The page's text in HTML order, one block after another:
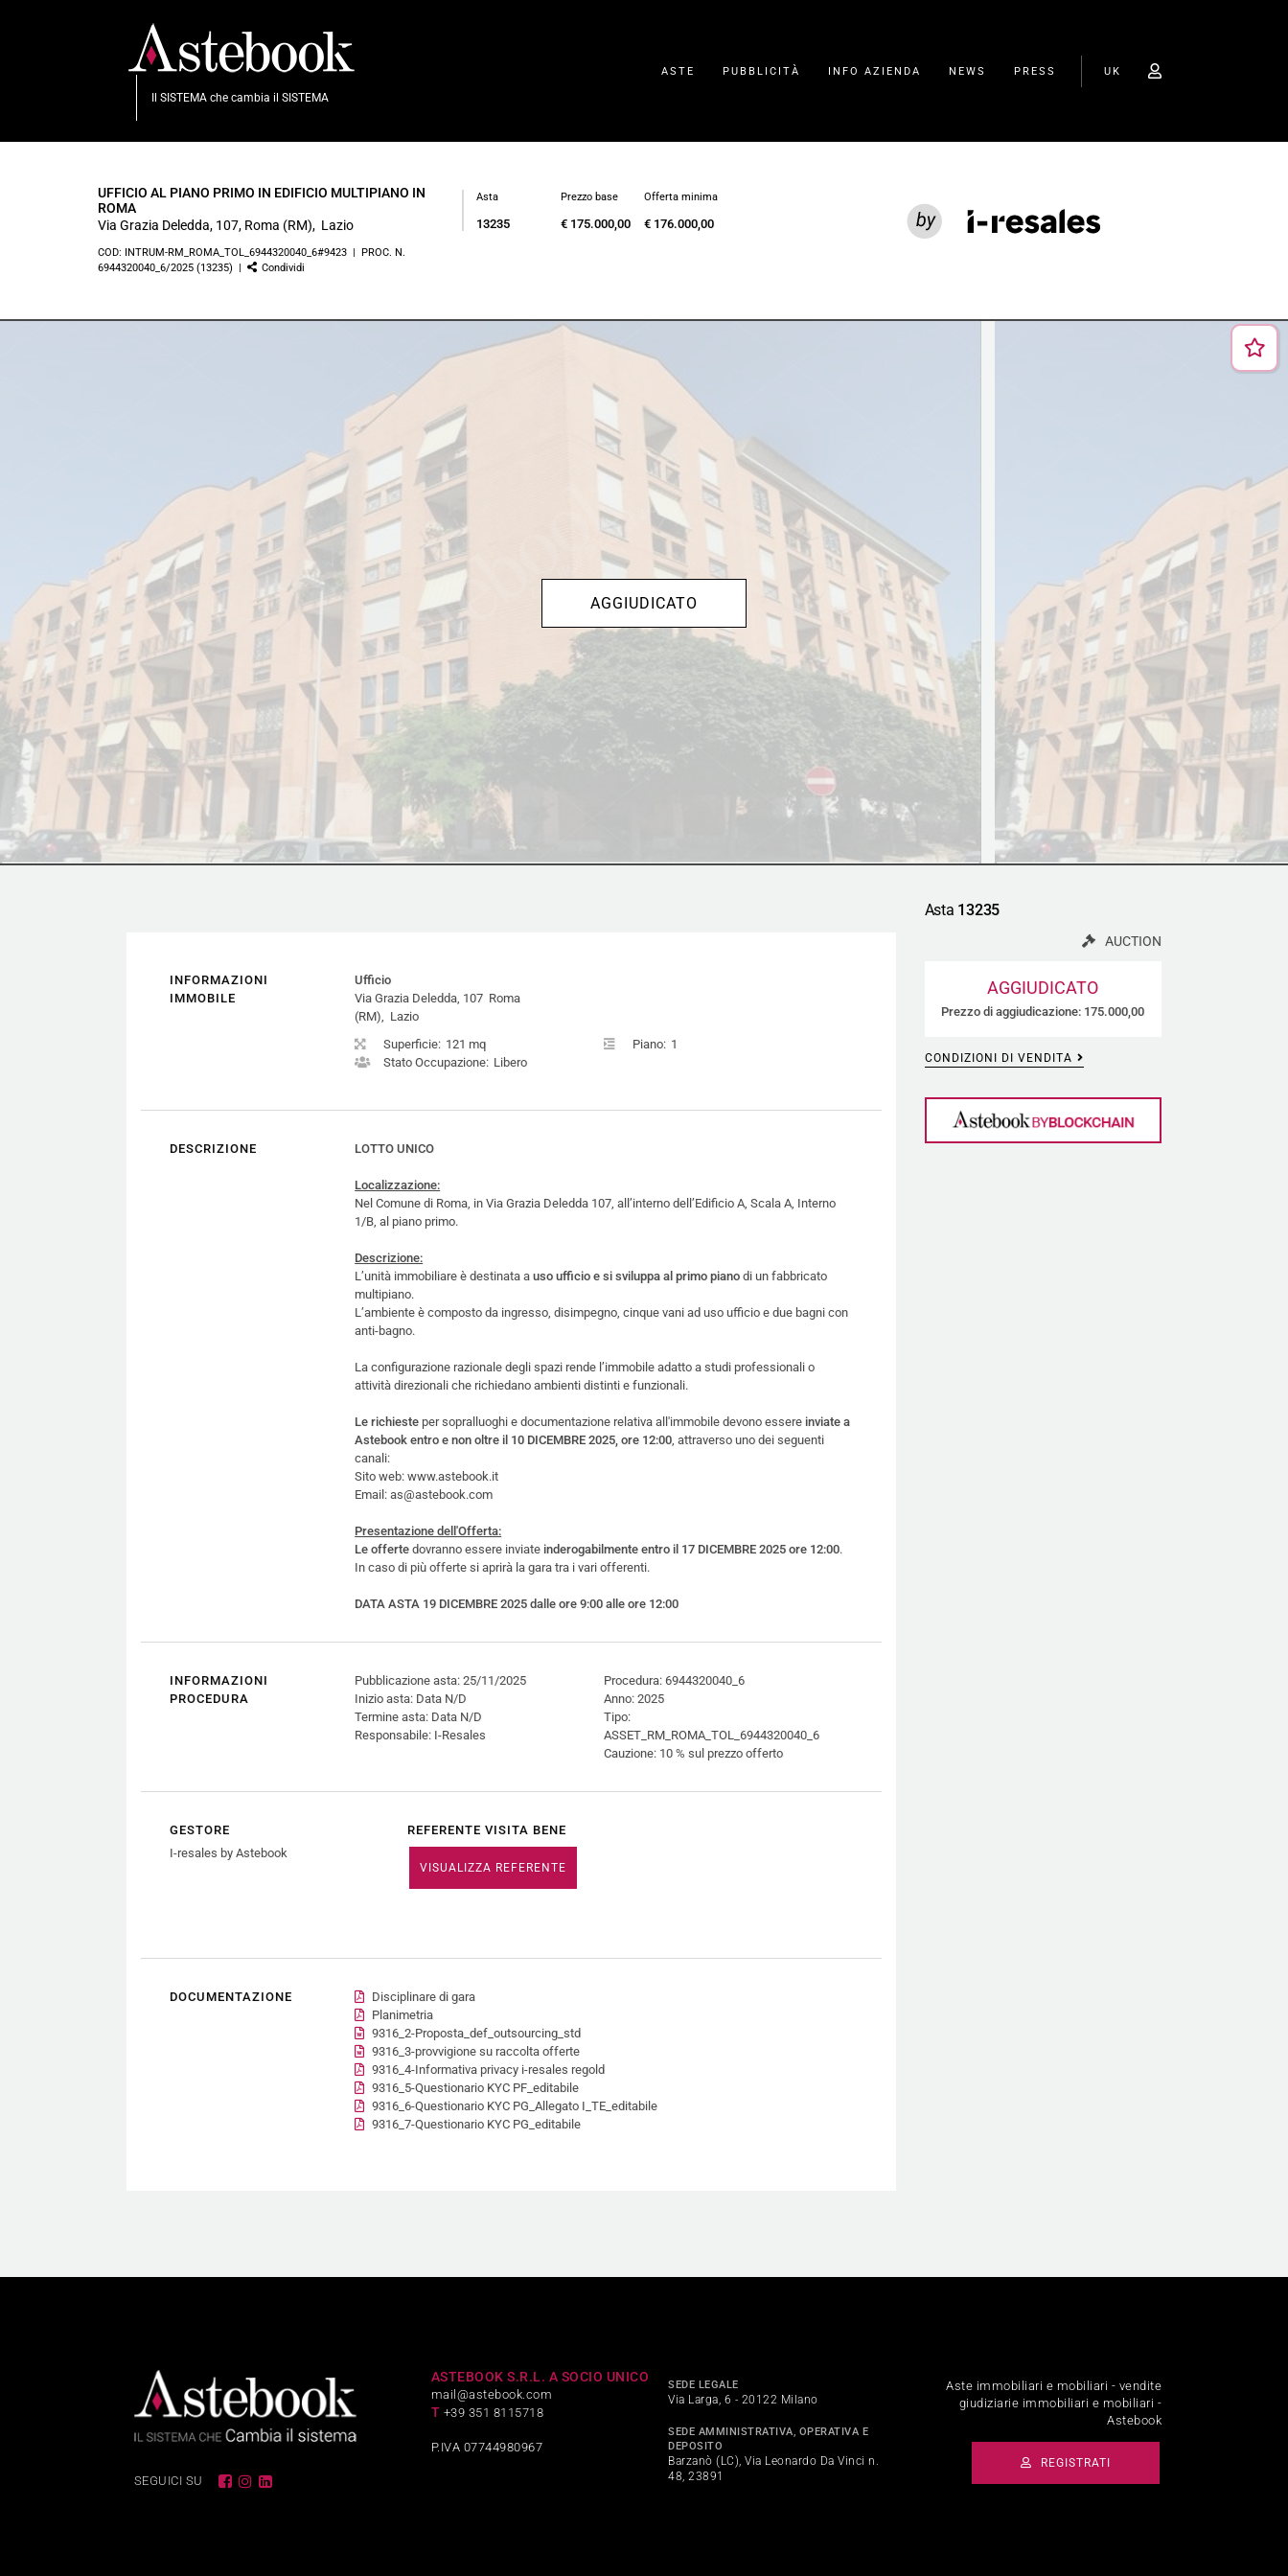
Il SISTEMA che cambia il SISTEMA
ASTE PUBBLICITÀ INFO AZIENDA NEWS PRESS UK
UFFICIO AL PIANO PRIMO IN EDIFICIO MULTIPIANO IN
ROMA
Via Grazia Deledda, 107, Roma (RM), Lazio
COD: INTRUM-RM_ROMA_TOL_6944320040_6#9423 | PROC. N.
6944320040_6/2025 (13235) |
Condividi
Asta
13235
Prezzo base
€ 175.000,00
Offerta minima
€ 176.000,00
INFORMAZIONI
IMMOBILE
Ufficio
Via Grazia Deledda, 107 Roma
(RM), Lazio
Superficie: 121 mq Piano: 1
Stato Occupazione: Libero
DESCRIZIONE LOTTO UNICO
Localizzazione:
Nel Comune di Roma, in Via Grazia Deledda 107, all’interno dell’Edificio A, Scala A, Interno
1/B, al piano primo.
Descrizione:
L’unità immobiliare è destinata auso ufficio e si sviluppa al primo piano di un fabbricato
multipiano.
L’ambiente è composto da ingresso, disimpegno, cinque vani ad uso ufficio e due bagni con
anti-bagno.
La configurazione razionale degli spazi rende l’immobile adatto a studi professionali o
attività direzionali che richiedano ambienti distinti e funzionali.
Le richieste per sopralluoghi e documentazione relativa all'immobile devono essere inviate a
Astebook entro e non oltre il 10 DICEMBRE 2025, ore 12:00, attraverso uno dei seguenti
canali:
Sito web: www.astebook.it
Email: as@astebook.com
Presentazione dell'Offerta:
Le offerte dovranno essere inviate inderogabilmente entro il 17 DICEMBRE 2025 ore 12:00.
In caso di più offerte si aprirà la gara tra i vari offerenti.
DATA ASTA 19 DICEMBRE 2025 dalle ore 9:00 alle ore 12:00
INFORMAZIONI
PROCEDURA
Pubblicazione asta: 25/11/2025
Inizio asta: Data N/D
Termine asta: Data N/D
Responsabile: I-Resales
Procedura: 6944320040_6
Anno: 2025
Tipo:
ASSET_RM_ROMA_TOL_6944320040_6
Cauzione: 10 % sul prezzo offerto
GESTORE
I-resales by Astebook
REFERENTE VISITA BENE
VISUALIZZA REFERENTE
DOCUMENTAZIONE
Disciplinare di gara
Planimetria
9316_2-Proposta_def_outsourcing_std
9316_3-provvigione su raccolta offerte
9316_4-Informativa privacy i-resales regold
9316_5-Questionario KYC PF_editabile
9316_6-Questionario KYC PG_Allegato I_TE_editabile
9316_7-Questionario KYC PG_editabile
Asta 13235
AUCTION
AGGIUDICATO
Prezzo di aggiudicazione: 175.000,00
CONDIZIONI DI VENDITA
SEGUICI SU
ASTEBOOK S.R.L. A SOCIO UNICO
mail@astebook.com
T +39 351 8115718
P.IVA 07744980967
SEDE LEGALE
Via Larga, 6 - 20122 Milano
SEDE AMMINISTRATIVA, OPERATIVA E
DEPOSITO
Barzanò (LC), Via Leonardo Da Vinci n.
48, 23891
Aste immobiliari e mobiliari - vendite
giudiziarie immobiliari e mobiliari -
Astebook
REGISTRATI